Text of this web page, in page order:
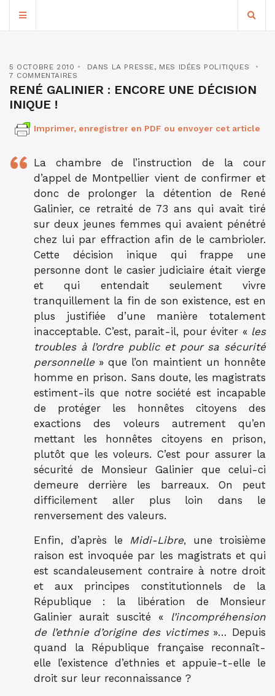
5 OCTOBRE 2010 DANS LA PRESSE, MES IDÉES POLITIQUES
7 COMMENTAIRES
RENÉ GALINIER : ENCORE UNE DÉCISION
INIQUE !
Imprimer, enregistrer en PDF ou envoyer cet article
La chambre de l’instruction de la cour
d’appel de Montpellier vient de confirmer et
donc de prolonger la détention de René
Galinier, ce retraité de 73 ans qui avait tiré
sur deux jeunes femmes qui avaient pénétré
chez lui par effraction afin de le cambrioler.
Cette décision inique qui frappe une
personne dont le casier judiciaire était vierge
et qui entendait seulement vivre
tranquillement la fin de son existence, est en
plus justifiée d’une manière totalement
inacceptable. C’est, parait-il, pour éviter « les
troubles à l’ordre public et pour sa sécurité
personnelle» que l’on maintient un honnête
homme en prison. Sans doute, les magistrats
estiment-ils que notre société est incapable
de protéger les honnêtes citoyens des
exactions des voleurs autrement qu’en
mettant les honnêtes citoyens en prison,
plutôt que les voleurs. C’est pour assurer la
sécurité de Monsieur Galinier que celui-ci
demeure derrière les barreaux. On peut
difficilement aller plus loin dans le
renversement des valeurs.
Enfin, d’après le Midi-Libre, une troisième
raison est invoquée par les magistrats et qui
est scandaleusement contraire à notre droit
et aux principes constitutionnels de la
République : la libération de Monsieur
Galinier aurait suscité « l’incompréhension
de l’ethnie d’origine des victimes»… Depuis
quand la République française reconnaît-
elle l’existence d’ethnies et appuie-t-elle le
droit sur leur reconnaissance ?